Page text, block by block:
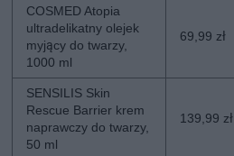
COSMED Atopia
ultradelikatny olejek
myjący do twarzy,
1000 ml
69,99 zł
SENSILIS Skin
Rescue Barrier krem
naprawczy do twarzy,
50 ml
139,99 zł